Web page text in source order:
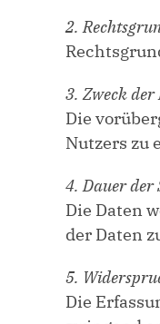
2.
3. Zweck
Die
Nutzers zu
4. Dauer der
Die Daten
der Daten
5.
Die